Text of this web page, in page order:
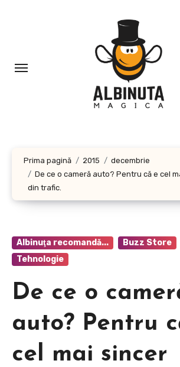
Prima pagină 2015
decembrie
De ce o cameră auto? Pentru că e cel
din trafic.
Albinuţa recomandă... Buzz Store
Tehnologie
De ce o
auto? Pentru
cel mai sincer